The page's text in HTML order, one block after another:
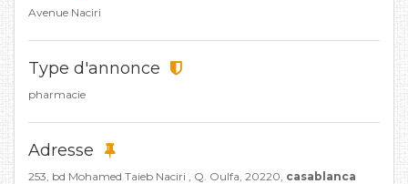
Avenue Naciri
Type d'annonce
pharmacie
Adresse
253, bd Mohamed Taieb Naciri , Q. Oulfa, 20220, casablanca